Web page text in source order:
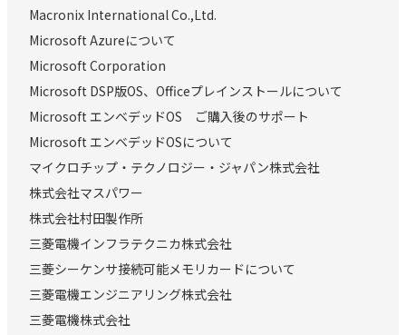
Macronix International Co.,Ltd.
Microsoft Azureについて
Microsoft Corporation
Microsoft DSP版OS、Officeプレインストールについて
Microsoft エンベデッドOS ご購入後のサポート
Microsoft エンベデッドOSについて
マイクロチップ・テクノロジー・ジャパン株式会社
株式会社マスパワー
株式会社村田製作所
三菱電機インフラテクニカ株式会社
三菱シーケンサ接続可能メモリカードについて
三菱電機エンジニアリング株式会社
三菱電機株式会社